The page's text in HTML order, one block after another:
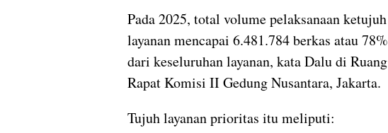
Pada 2025, total volume pelaksanaan ketujuh
layanan mencapai 6.481.784 berkas atau 78%
dari keseluruhan layanan, kata Dalu di Ruang
Rapat Komisi II Gedung Nusantara, Jakarta.
Tujuh layanan prioritas itu meliputi: